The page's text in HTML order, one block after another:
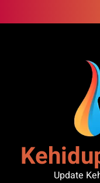
to
Update